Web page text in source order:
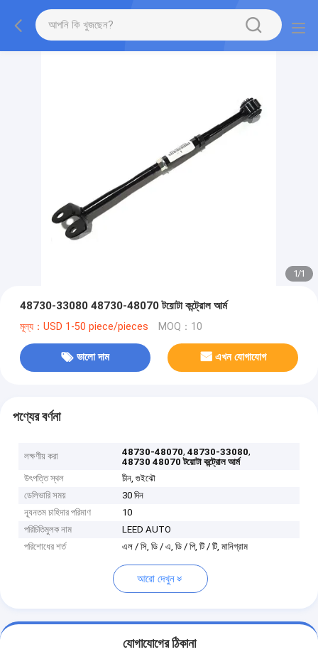
1/1
48730-33080 48730-48070 টয়োটা কন্ট্রোল আর্ম
মূল্য：USD 1-50 piece/pieces MOQ：10
ভালো দাম এখন যোগাযোগ
পণ্যের বর্ণনা
লক্ষণীয় করা 48730-48070,48730-33080,
48730 48070 টয়োটা কন্ট্রোল আর্ম
উৎপত্তি স্থল
চীন, গুইঝৌ
ডেলিভারি সময়
30 দিন
ন্যূনতম চাহিদার পরিমাণ
10
পরিচিতিমুলক নাম
LEED AUTO
পরিশোধের শর্ত
এল / সি, ডি / এ, ডি / পি, টি / টি, মানিগ্রাম
আরো দেখুন
যোগাযোগের ঠিকানা